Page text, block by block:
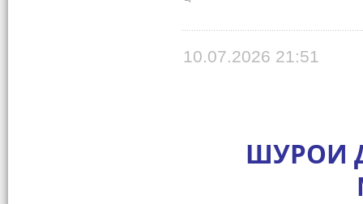
10.07.2026 21:51
ШУРОИ